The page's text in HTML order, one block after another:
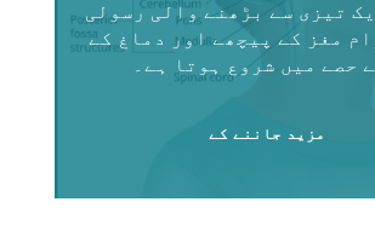
تیزی سے بڑھنے والی رسولی
مغز کے پیچھے اور دماغ کے
حصے میں شروع ہوتا ہے۔
مزید جاننے کے